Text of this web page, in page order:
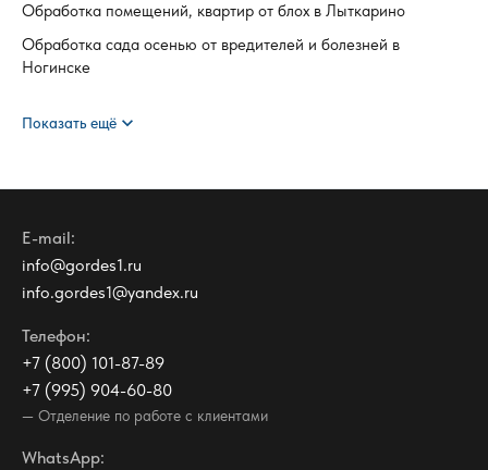
Обработка помещений, квартир от блох в Лыткарино
Обработка сада осенью от вредителей и болезней в
Ногинске
Показать ещё expand_more
E-mail:
info@gordes1.ru
info.gordes1@yandex.ru
Телефон:
+7 (800) 101-87-89
+7 (995) 904-60-80
— Отделение по работе с клиентами
WhatsApp: